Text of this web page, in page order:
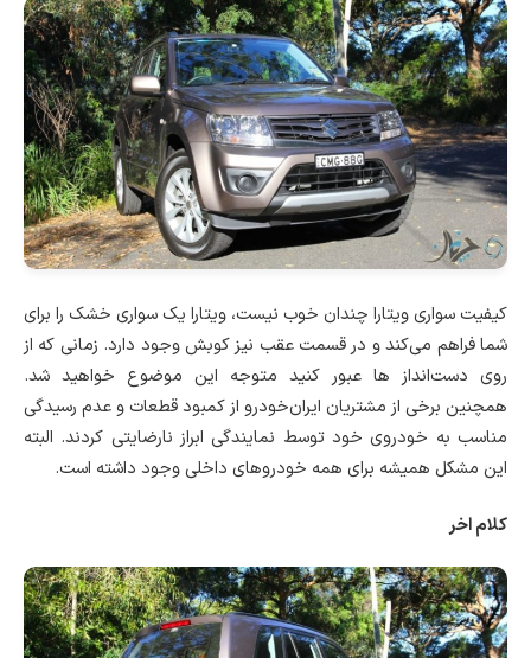
کیفیت سواری ویتارا چندان خوب نیست، ویتارا یک سواری خشک را برای
شما فراهم می‌کند و در قسمت عقب نیز کوبش وجود دارد. زمانی که از
روی دست‌انداز ها عبور کنید متوجه این موضوع خواهید شد.
همچنین برخی از مشتریان ایران‌خودرو از کمبود قطعات و عدم رسیدگی
مناسب به خودروی خود توسط نمایندگی ابراز نارضایتی کردند. البته
این مشکل همیشه برای همه خودروهای داخلی وجود داشته است.
کلام اخر